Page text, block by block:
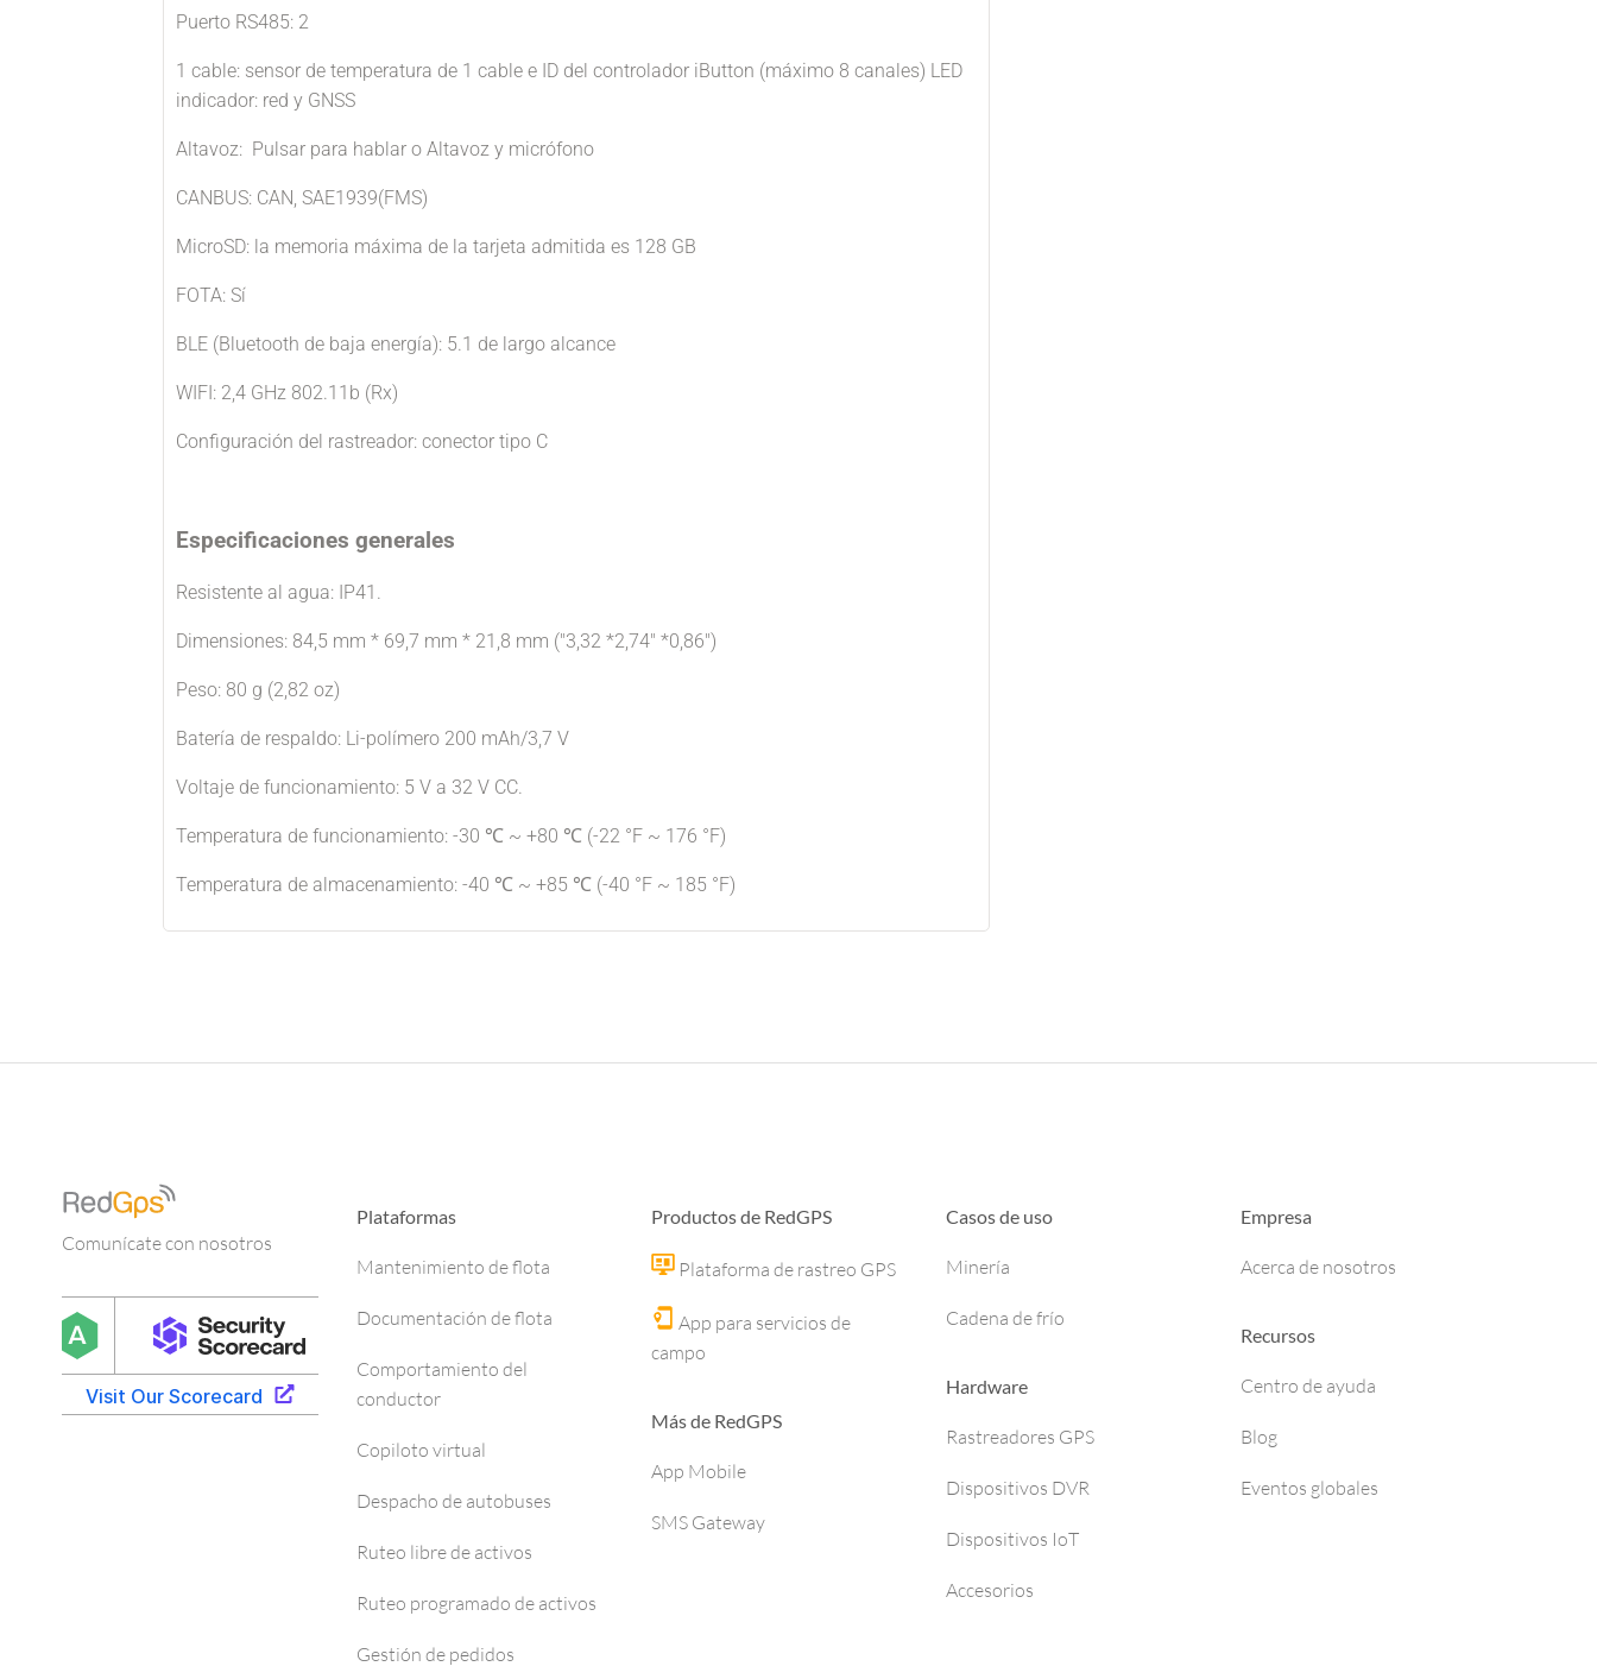
Puerto RS485: 2
1 cable: sensor de temperatura de 1 cable e ID del controlador iButton (máximo 8 canales) LED
indicador: red y GNSS
Altavoz: Pulsar para hablar o Altavoz y micrófono
CANBUS: CAN, SAE1939(FMS)
MicroSD: la memoria máxima de la tarjeta admitida es 128 GB
FOTA: Sí
BLE (Bluetooth de baja energía): 5.1 de largo alcance
WIFI: 2,4 GHz 802.11b (Rx)
Configuración del rastreador: conector tipo C
Especificaciones generales
Resistente al agua: IP41.
Dimensiones: 84,5 mm * 69,7 mm * 21,8 mm ("3,32 *2,74" *0,86")
Peso: 80 g (2,82 oz)
Batería de respaldo: Li-polímero 200 mAh/3,7 V
Voltaje de funcionamiento: 5 V a 32 V CC.
Temperatura de funcionamiento: -30 ℃ ~ +80 ℃ (-22 °F ~ 176 °F)
Temperatura de almacenamiento: -40 ℃ ~ +85 ℃ (-40 °F ~ 185 °F)
Comunícate con nosotros
Plataformas
Mantenimiento de flota
Documentación de flota
Comportamiento del
conductor
Copiloto virtual
Despacho de autobuses
Ruteo libre de activos
Ruteo programado de activos
Gestión de pedidos
Productos de RedGPS
Plataforma de rastreo GPS
App para servicios de
campo
Más de RedGPS
App Mobile
SMS Gateway
Casos de uso
Minería
Cadena de frío
Hardware
Rastreadores GPS
Dispositivos DVR
Dispositivos IoT
Accesorios
Empresa
Acerca de nosotros
Recursos
Centro de ayuda
Blog
Eventos globales